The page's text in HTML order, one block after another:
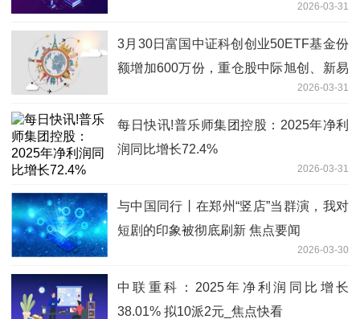
2026-03-31
3月30日富国中证科创创业50ETF基金份
额增加600万份，重仓股中际旭创、新易
2026-03-31
每日快讯!普乐师集团控股：2025年净利
润同比增长72.4%
2026-03-31
与中国同行丨在郑州“竖店”当群演，我对
短剧的印象被彻底刷新 焦点要闻
2026-03-30
中联重科：2025年净利润同比增长
38.01% 拟10派2元_焦点快看